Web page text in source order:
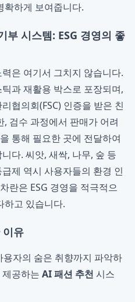
확하게 보여줍니다.
부 시스템: ESG 경영의 좋
은 여기서 그치지 않습니다.
과 재활용 박스로 포장되며,
협의회(FSC) 인증을 받은 친
검수 과정에서 판매가 어려
통해 필요한 곳에 전달하여
다. 씨앗, 새싹, 나무, 숲 등
제 역시 사용자들의 환경 인
란은 ESG 경영을 적극적으
하고 있습니다.
이유
용자의 숨은 취향까지 파악하
공하는 AI 패션 추천 시스